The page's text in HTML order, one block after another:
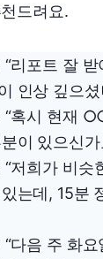
드려요.
“리포트 잘
인상 깊으셨
“혹시 현재
이 있으신가
“저희가 비슷
는데, 15분
“다음 주 화